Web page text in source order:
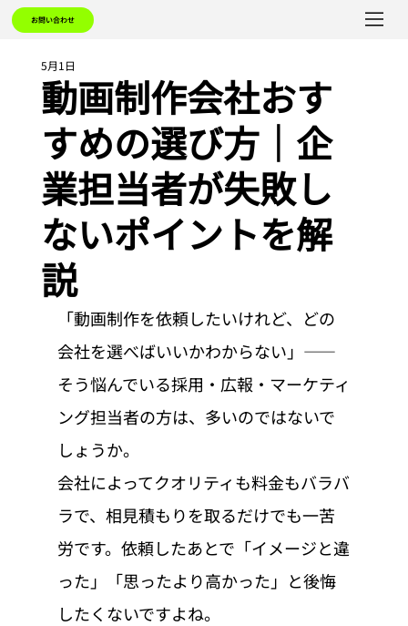
お問い合わせ
動画制作会社おす
すめの選び方｜企
業担当者が失敗し
ないポイントを解
説
5月1日
「動画制作を依頼したいけれど、どの
会社を選べばいいかわからない」——
そう悩んでいる採用・広報・マーケティ
ング担当者の方は、多いのではないで
しょうか。
会社によってクオリティも料金もバラバ
ラで、相見積もりを取るだけでも一苦
労です。依頼したあとで「イメージと違
った」「思ったより高かった」と後悔
したくないですよね。